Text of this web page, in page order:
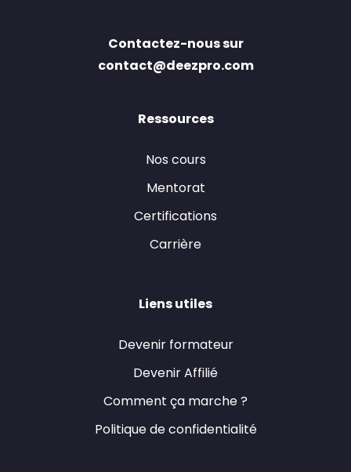
Contactez-nous sur
contact@deezpro.com
Ressources
Nos cours
Mentorat
Certifications
Carrière
Liens utiles
Devenir formateur
Devenir Affilié
Comment ça marche ?
Politique de confidentialité